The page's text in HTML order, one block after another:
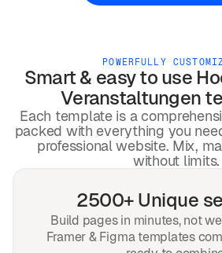
POWERFULLY
Smart & easy to use
Veranstaltungen
Each template is a
packed with everything you
professional website. Mix,
without limits.
2500+ Unique
Build pages in minutes, not
Framer & Figma templates